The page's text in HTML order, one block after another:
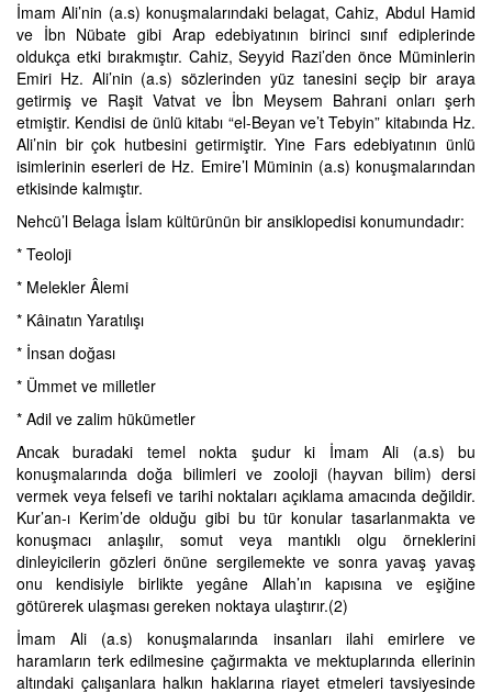
İmam Ali’nin (a.s) konuşmalarındaki belagat, Cahiz, Abdul Hamid
ve İbn Nübate gibi Arap edebiyatının birinci sınıf ediplerinde
oldukça etki bırakmıştır. Cahiz, Seyyid Razi’den önce Müminlerin
Emiri Hz. Ali’nin (a.s) sözlerinden yüz tanesini seçip bir araya
getirmiş ve Raşit Vatvat ve İbn Meysem Bahrani onları şerh
etmiştir. Kendisi de ünlü kitabı “el-Beyan ve’t Tebyin” kitabında Hz.
Ali’nin bir çok hutbesini getirmiştir. Yine Fars edebiyatının ünlü
isimlerinin eserleri de Hz. Emire’l Müminin (a.s) konuşmalarından
etkisinde kalmıştır.
Nehcü’l Belaga İslam kültürünün bir ansiklopedisi konumundadır:
* Teoloji
* Melekler Âlemi
* Kâinatın Yaratılışı
* İnsan doğası
* Ümmet ve milletler
* Adil ve zalim hükümetler
Ancak buradaki temel nokta şudur ki İmam Ali (a.s) bu
konuşmalarında doğa bilimleri ve zooloji (hayvan bilim) dersi
vermek veya felsefi ve tarihi noktaları açıklama amacında değildir.
Kur’an-ı Kerim’de olduğu gibi bu tür konular tasarlanmakta ve
konuşmacı anlaşılır, somut veya mantıklı olgu örneklerini
dinleyicilerin gözleri önüne sergilemekte ve sonra yavaş yavaş
onu kendisiyle birlikte yegâne Allah’ın kapısına ve eşiğine
götürerek ulaşması gereken noktaya ulaştırır.(2)
İmam Ali (a.s) konuşmalarında insanları ilahi emirlere ve
haramların terk edilmesine çağırmakta ve mektuplarında ellerinin
altındaki çalışanlara halkın haklarına riayet etmeleri tavsiyesinde